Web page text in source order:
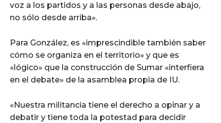
voz a los partidos y a las personas desde abajo,
no sólo desde arriba».
Para González, es «imprescindible también saber
cómo se organiza en el territorio» y que es
«lógico» que la construcción de Sumar «interfiera
en el debate» de la asamblea propia de IU.
«Nuestra militancia tiene el derecho a opinar y a
debatir y tiene toda la potestad para decidir